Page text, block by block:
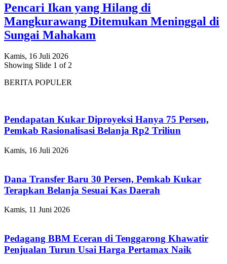
Pencari Ikan yang Hilang di
Mangkurawang Ditemukan Meninggal di
Sungai Mahakam
Kamis, 16 Juli 2026
Showing Slide 1 of 2
BERITA POPULER
Pendapatan Kukar Diproyeksi Hanya 75 Persen,
Pemkab Rasionalisasi Belanja Rp2 Triliun
Kamis, 16 Juli 2026
Dana Transfer Baru 30 Persen, Pemkab Kukar
Terapkan Belanja Sesuai Kas Daerah
Kamis, 11 Juni 2026
Pedagang BBM Eceran di Tenggarong Khawatir
Penjualan Turun Usai Harga Pertamax Naik